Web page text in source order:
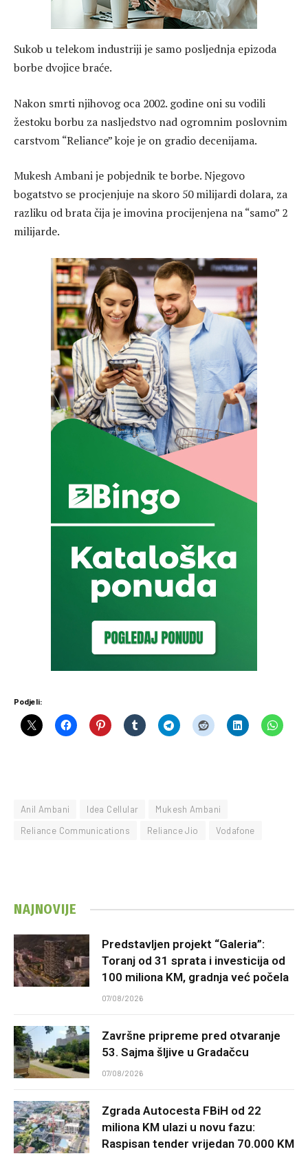
Sukob u telekom industriji je samo posljednja epizoda
borbe dvojice braće.
Nakon smrti njihovog oca 2002. godine oni su vodili
žestoku borbu za nasljedstvo nad ogromnim poslovnim
carstvom “Reliance” koje je on gradio decenijama.
Mukesh Ambani je pobjednik te borbe. Njegovo
bogatstvo se procjenjuje na skoro 50 milijardi dolara, za
razliku od brata čija je imovina procijenjena na “samo” 2
milijarde.
Podjeli:
Anil Ambani Idea Cellular
Mukesh Ambani
Reliance Communications
Reliance Jio Vodafone
NAJNOVIJE
Predstavljen projekt “Galeria”:
Toranj od 31 sprata i investicija od
100 miliona KM, gradnja već počela
07/08/2026
Završne pripreme pred otvaranje
53. Sajma šljive u Gradačcu
07/08/2026
Zgrada Autocesta FBiH od 22
miliona KM ulazi u novu fazu:
Raspisan tender vrijedan 70.000 KM